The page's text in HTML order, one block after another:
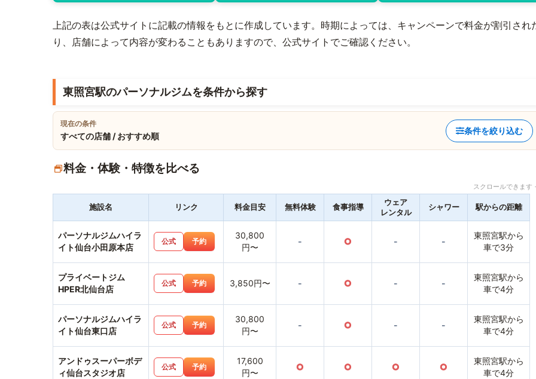
上記の表は公式サイトに記載の情報をもとに作成しています。時期によっては、キャンペーンで料金が割引され
り、店舗によって内容が変わることもありますので、公式サイトでご確認ください。
東照宮駅のパーソナルジムを条件から探す
現在の条件
すべての店舗 / おすすめ順
条件を絞り込む
料金・体験・特徴を比べる
スクロールできま
施設名 リンク 料金目安 無料体験 食事指導
ウェア
レンタル
シャワー 駅からの距離
パーソナルジムハイラ
イト仙台小田原本店
公式 予約
30,800
円〜
- ○ - -
東照宮駅から
車で3分
プライベートジム
HPER北仙台店
公式 予約 3,850円〜 - ○ - -
東照宮駅から
車で4分
パーソナルジムハイラ
イト仙台東口店
公式 予約
30,800
円〜
- ○ - -
東照宮駅から
車で4分
アンドゥスーパーボデ
ィ仙台スタジオ店
公式 予約
17,600
円〜
○ ○ ○ ○
東照宮駅から
車で4分